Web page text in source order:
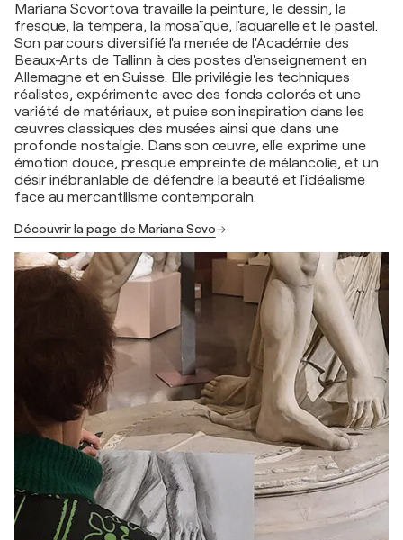
Mariana Scvortova travaille la peinture, le dessin, la
fresque, la tempera, la mosaïque, l'aquarelle et le pastel.
Son parcours diversifié l'a menée de l'Académie des
Beaux-Arts de Tallinn à des postes d'enseignement en
Allemagne et en Suisse. Elle privilégie les techniques
réalistes, expérimente avec des fonds colorés et une
variété de matériaux, et puise son inspiration dans les
œuvres classiques des musées ainsi que dans une
profonde nostalgie. Dans son œuvre, elle exprime une
émotion douce, presque empreinte de mélancolie, et un
désir inébranlable de défendre la beauté et l'idéalisme
face au mercantilisme contemporain.
Découvrir la page de Mariana Scvo